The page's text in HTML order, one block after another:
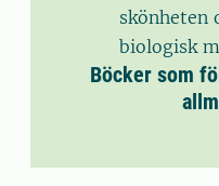
skönheten
biologisk
Böcker som